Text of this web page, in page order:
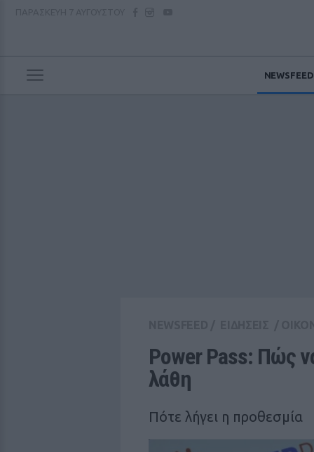
NEWSFEED
Power Pass: Πώς
λάθη
Πότε λήγει η προθεσμία